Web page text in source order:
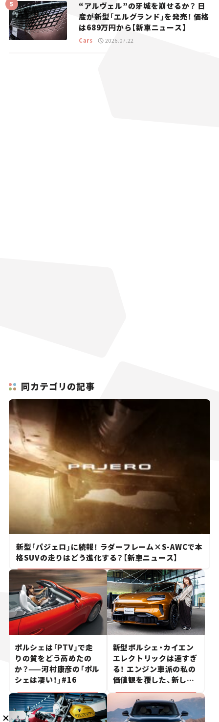
“アルヴェル”の牙城を崩せるか？ 日
産が新型「エルグランド」を発売！ 価格
は689万円から【新車ニュース】
Cars 2026.07.22
同カテゴリの記事
新型「パジェロ」に続報！ ラダーフレーム×S-AWCで本
格SUVの走りはどう進化する？【新車ニュース】
ポルシェは「PTV」で走
りの質をどう高めたの
か？——河村康彦の「ポル
シェは凄い！」#16
新型ポルシェ・カイエン
エレクトリックは速すぎ
る！ エンジン車派の私の
価値観を覆した、新しい
ポルシェの走り。
メルマガ登録
KURU KURAについて 広告掲載 プライバシーポリシー
採用情報
FAQ
follow us